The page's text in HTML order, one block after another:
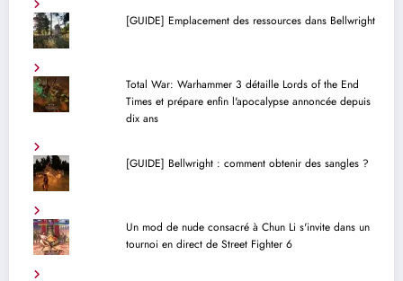
[GUIDE] Emplacement des ressources dans Bellwright
Total War: Warhammer 3 détaille Lords of the End
Times et prépare enfin l'apocalypse annoncée depuis
dix ans
[GUIDE] Bellwright : comment obtenir des sangles ?
Un mod de nude consacré à Chun Li s'invite dans un
tournoi en direct de Street Fighter 6